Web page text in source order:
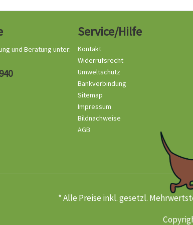
und Beratung unter:
Service/Hilfe
Kontakt
Widerrufsrecht
Umweltschutz
Bankverbindung
Sitemap
Impressum
Bildnachweise
AGB
* Alle Preise inkl. gesetzl.